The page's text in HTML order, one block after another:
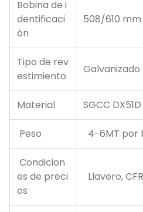
Bobina de i
dentificaci
ón
508/610 mm
Tipo de rev
estimiento
Galvanizado
Material SGCC
Peso 4-6MT por
Condicion
es de preci
os
Llavero,